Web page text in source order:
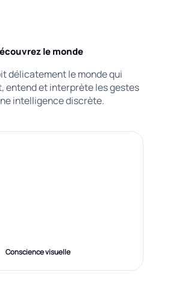
le monde
délicatement le monde qui
entend et interprète les gestes
intelligence discrète.
Conscience visuelle